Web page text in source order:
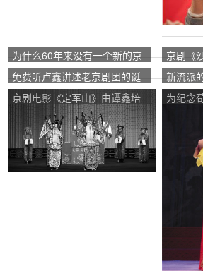
为什么60年来没有一个新的京
剧流派诞生？
京剧《
免费听卢鑫讲述老京剧团的诞
生
新流派
众和媒
京剧电影《定军山》由谭鑫培
第六代和第七代继承人谭孝曾
和谭正岩主演。
为纪念
年，